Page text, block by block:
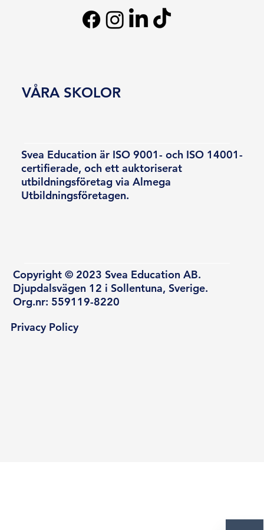
Svea Education är ISO 9001- och ISO 14001-
certifierade, och ett auktoriserat
utbildningsföretag via Almega
Utbildningsföretagen.
Copyright © 2023 Svea Education AB.
Djupdalsvägen 12 i Sollentuna, Sverige.
Org.nr: 559119-8220
VÅRA SKOLOR
Privacy Policy